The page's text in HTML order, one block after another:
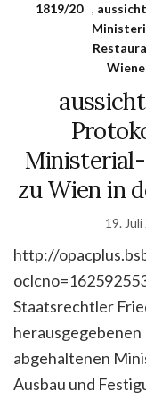
1819/20 ,
Ministerial-
zu Wien in
19. Juli
http://
Staatsrechtler
abgehaltenen
Ausbau und